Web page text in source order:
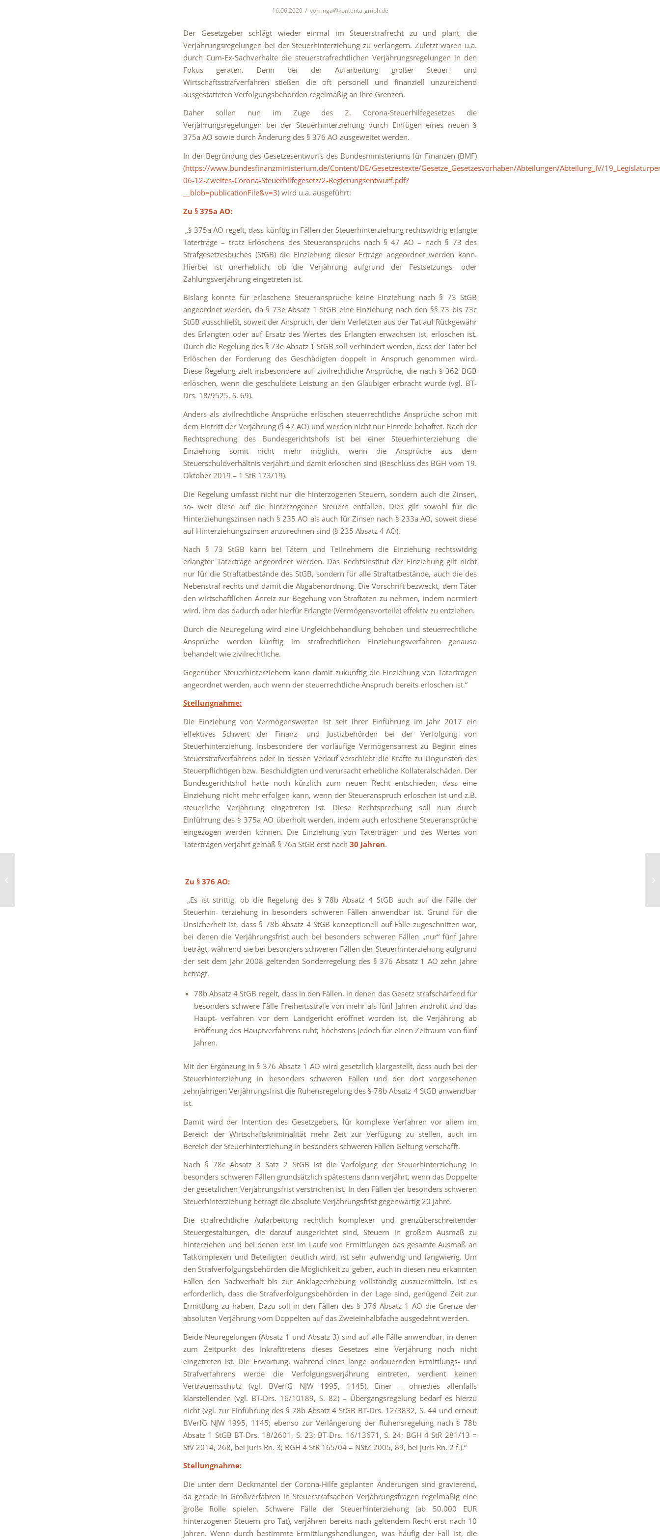
16.06.2020 / von inga@kontenta-gmbh.de
Der Gesetzgeber schlägt wieder einmal im Steuerstrafrecht zu und plant, die
Verjährungsregelungen bei der Steuerhinterziehung zu verlängern. Zuletzt waren u.a.
durch Cum-Ex-Sachverhalte die steuerstrafrechtlichen Verjährungsregelungen in den
Fokus geraten. Denn bei der Aufarbeitung großer Steuer- und
Wirtschaftsstrafverfahren stießen die oft personell und finanziell unzureichend
ausgestatteten Verfolgungsbehörden regelmäßig an ihre Grenzen.
Daher sollen nun im Zuge des 2. Corona-Steuerhilfegesetzes die
Verjährungsregelungen bei der Steuerhinterziehung durch Einfügen eines neuen §
375a AO sowie durch Änderung des § 376 AO ausgeweitet werden.
In der Begründung des Gesetzesentwurfs des Bundesministeriums für Finanzen (BMF)
(https://www.bundesfinanzministerium.de/Content/DE/Gesetzestexte/Gesetze_Gesetzesvorhaben/Abteilungen/Abteilung_IV/
06-12-Zweites-Corona-Steuerhilfegesetz/2-Regierungsentwurf.pdf?
__blob=publicationFile&v=3) wird u.a. ausgeführt:
Zu § 375a AO:
„§ 375a AO regelt, dass künftig in Fällen der Steuerhinterziehung rechtswidrig erlangte
Taterträge – trotz Erlöschens des Steueranspruchs nach § 47 AO – nach § 73 des
Strafgesetzesbuches (StGB) die Einziehung dieser Erträge angeordnet werden kann.
Hierbei ist unerheblich, ob die Verjährung aufgrund der Festsetzungs- oder
Zahlungsverjährung eingetreten ist.
Bislang konnte für erloschene Steueransprüche keine Einziehung nach § 73 StGB
angeordnet werden, da § 73e Absatz 1 StGB eine Einziehung nach den §§ 73 bis 73c
StGB ausschließt, soweit der Anspruch, der dem Verletzten aus der Tat auf Rückgewähr
des Erlangten oder auf Ersatz des Wertes des Erlangten erwachsen ist, erloschen ist.
Durch die Regelung des § 73e Absatz 1 StGB soll verhindert werden, dass der Täter bei
Erlöschen der Forderung des Geschädigten doppelt in Anspruch genommen wird.
Diese Regelung zielt insbesondere auf zivilrechtliche Ansprüche, die nach § 362 BGB
erlöschen, wenn die geschuldete Leistung an den Gläubiger erbracht wurde (vgl. BT-
Drs. 18/9525, S. 69).
Anders als zivilrechtliche Ansprüche erlöschen steuerrechtliche Ansprüche schon mit
dem Eintritt der Verjährung (§ 47 AO) und werden nicht nur Einrede behaftet. Nach der
Rechtsprechung des Bundesgerichtshofs ist bei einer Steuerhinterziehung die
Einziehung somit nicht mehr möglich, wenn die Ansprüche aus dem
Steuerschuldverhältnis verjährt und damit erloschen sind (Beschluss des BGH vom 19.
Oktober 2019 – 1 StR 173/19).
Die Regelung umfasst nicht nur die hinterzogenen Steuern, sondern auch die Zinsen,
so- weit diese auf die hinterzogenen Steuern entfallen. Dies gilt sowohl für die
Hinterziehungszinsen nach § 235 AO als auch für Zinsen nach § 233a AO, soweit diese
auf Hinterziehungszinsen anzurechnen sind (§ 235 Absatz 4 AO).
Nach § 73 StGB kann bei Tätern und Teilnehmern die Einziehung rechtswidrig
erlangter Taterträge angeordnet werden. Das Rechtsinstitut der Einziehung gilt nicht
nur für die Straftatbestände des StGB, sondern für alle Straftatbestände, auch die des
Nebenstraf-rechts und damit die Abgabenordnung. Die Vorschrift bezweckt, dem Täter
den wirtschaftlichen Anreiz zur Begehung von Straftaten zu nehmen, indem normiert
wird, ihm das dadurch oder hierfür Erlangte (Vermögensvorteile) effektiv zu entziehen.
Durch die Neuregelung wird eine Ungleichbehandlung behoben und steuerrechtliche
Ansprüche werden künftig im strafrechtlichen Einziehungsverfahren genauso
behandelt wie zivilrechtliche.
Gegenüber Steuerhinterziehern kann damit zukünftig die Einziehung von Taterträgen
angeordnet werden, auch wenn der steuerrechtliche Anspruch bereits erloschen ist.“
Stellungnahme:
Die Einziehung von Vermögenswerten ist seit ihrer Einführung im Jahr 2017 ein
effektives Schwert der Finanz- und Justizbehörden bei der Verfolgung von
Steuerhinterziehung. Insbesondere der vorläufige Vermögensarrest zu Beginn eines
Steuerstrafverfahrens oder in dessen Verlauf verschiebt die Kräfte zu Ungunsten des
Steuerpflichtigen bzw. Beschuldigten und verursacht erhebliche Kollateralschäden. Der
Bundesgerichtshof hatte noch kürzlich zum neuen Recht entschieden, dass eine
Einziehung nicht mehr erfolgen kann, wenn der Steueranspruch erloschen ist und z.B.
steuerliche Verjährung eingetreten ist. Diese Rechtsprechung soll nun durch
Einführung des § 375a AO überholt werden, indem auch erloschene Steueransprüche
eingezogen werden können. Die Einziehung von Taterträgen und des Wertes von
Taterträgen verjährt gemäß § 76a StGB erst nach 30 Jahren.
Zu § 376 AO:
„Es ist strittig, ob die Regelung des § 78b Absatz 4 StGB auch auf die Fälle der
Steuerhin- terziehung in besonders schweren Fällen anwendbar ist. Grund für die
Unsicherheit ist, dass § 78b Absatz 4 StGB konzeptionell auf Fälle zugeschnitten war,
bei denen die Verjährungsfrist auch bei besonders schweren Fällen „nur“ fünf Jahre
beträgt, während sie bei besonders schweren Fällen der Steuerhinterziehung aufgrund
der seit dem Jahr 2008 geltenden Sonderregelung des § 376 Absatz 1 AO zehn Jahre
beträgt.
78b Absatz 4 StGB regelt, dass in den Fällen, in denen das Gesetz strafschärfend für
besonders schwere Fälle Freiheitsstrafe von mehr als fünf Jahren androht und das
Haupt- verfahren vor dem Landgericht eröffnet worden ist, die Verjährung ab
Eröffnung des Hauptverfahrens ruht; höchstens jedoch für einen Zeitraum von fünf
Jahren.
Mit der Ergänzung in § 376 Absatz 1 AO wird gesetzlich klargestellt, dass auch bei der
Steuerhinterziehung in besonders schweren Fällen und der dort vorgesehenen
zehnjährigen Verjährungsfrist die Ruhensregelung des § 78b Absatz 4 StGB anwendbar
ist.
Damit wird der Intention des Gesetzgebers, für komplexe Verfahren vor allem im
Bereich der Wirtschaftskriminalität mehr Zeit zur Verfügung zu stellen, auch im
Bereich der Steuerhinterziehung in besonders schweren Fällen Geltung verschafft.
Nach § 78c Absatz 3 Satz 2 StGB ist die Verfolgung der Steuerhinterziehung in
besonders schweren Fällen grundsätzlich spätestens dann verjährt, wenn das Doppelte
der gesetzlichen Verjährungsfrist verstrichen ist. In den Fällen der besonders schweren
Steuerhinterziehung beträgt die absolute Verjährungsfrist gegenwärtig 20 Jahre.
Die strafrechtliche Aufarbeitung rechtlich komplexer und grenzüberschreitender
Steuergestaltungen, die darauf ausgerichtet sind, Steuern in großem Ausmaß zu
hinterziehen und bei denen erst im Laufe von Ermittlungen das gesamte Ausmaß an
Tatkomplexen und Beteiligten deutlich wird, ist sehr aufwendig und langwierig. Um
den Strafverfolgungsbehörden die Möglichkeit zu geben, auch in diesen neu erkannten
Fällen den Sachverhalt bis zur Anklageerhebung vollständig auszuermitteln, ist es
erforderlich, dass die Strafverfolgungsbehörden in der Lage sind, genügend Zeit zur
Ermittlung zu haben. Dazu soll in den Fällen des § 376 Absatz 1 AO die Grenze der
absoluten Verjährung vom Doppelten auf das Zweieinhalbfache ausgedehnt werden.
Beide Neuregelungen (Absatz 1 und Absatz 3) sind auf alle Fälle anwendbar, in denen
zum Zeitpunkt des Inkrafttretens dieses Gesetzes eine Verjährung noch nicht
eingetreten ist. Die Erwartung, während eines lange andauernden Ermittlungs- und
Strafverfahrens werde die Verfolgungsverjährung eintreten, verdient keinen
Vertrauensschutz (vgl. BVerfG NJW 1995, 1145). Einer – ohnedies allenfalls
klarstellenden (vgl. BT-Drs. 16/10189, S. 82) – Übergangsregelung bedarf es hierzu
nicht (vgl. zur Einführung des § 78b Absatz 4 StGB BT-Drs. 12/3832, S. 44 und erneut
BVerfG NJW 1995, 1145; ebenso zur Verlängerung der Ruhensregelung nach § 78b
Absatz 1 StGB BT-Drs. 18/2601, S. 23; BT-Drs. 16/13671, S. 24; BGH 4 StR 281/13 =
StV 2014, 268, bei juris Rn. 3; BGH 4 StR 165/04 = NStZ 2005, 89, bei juris Rn. 2 f.).“
Stellungnahme:
Die unter dem Deckmantel der Corona-Hilfe geplanten Änderungen sind gravierend,
da gerade in Großverfahren in Steuerstrafsachen Verjährungsfragen regelmäßig eine
große Rolle spielen. Schwere Fälle der Steuerhinterziehung (ab 50.000 EUR
hinterzogenen Steuern pro Tat), verjähren bereits nach geltendem Recht erst nach 10
Jahren. Wenn durch bestimmte Ermittlungshandlungen, was häufig der Fall ist, die